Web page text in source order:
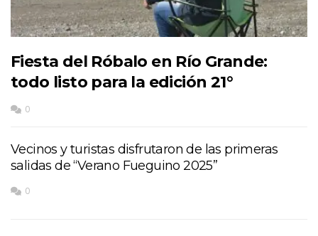
Fiesta del Róbalo en Río Grande:
todo listo para la edición 21°
0
Vecinos y turistas disfrutaron de las primeras
salidas de “Verano Fueguino 2025”
0